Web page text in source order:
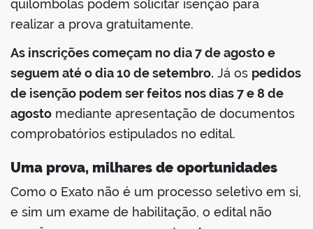
quilombolas podem solicitar isenção para
realizar a prova gratuitamente.
As inscrições começam no dia 7 de agosto e
seguem até o dia 10 de setembro. Já os pedidos
de isenção podem ser feitos nos dias 7 e 8 de
agosto mediante apresentação de documentos
comprobatórios estipulados no edital.
Uma prova, milhares de oportunidades
Como o Exato não é um processo seletivo em si,
e sim um exame de habilitação, o edital não